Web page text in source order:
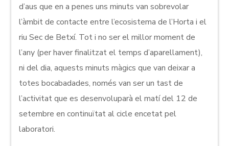
d’aus que en a penes uns minuts van sobrevolar
l’àmbit de contacte entre l’ecosistema de l’Horta i el
riu Sec de Betxí. Tot i no ser el millor moment de
l’any (per haver finalitzat el temps d’aparellament),
ni del dia, aquests minuts màgics que van deixar a
totes bocabadades, només van ser un tast de
l’activitat que es desenvoluparà el matí del 12 de
setembre en continuïtat al cicle encetat pel
laboratori.